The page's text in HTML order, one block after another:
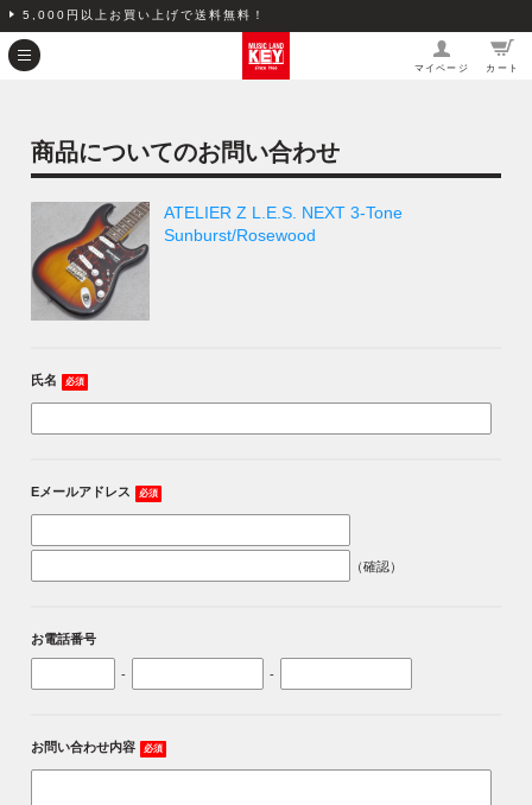
5,000円以上お買い上げで送料無料！
マイページ カート
商品についてのお問い合わせ
ATELIER Z L.E.S. NEXT 3-Tone
Sunburst/Rosewood
氏名 必須
Eメールアドレス 必須
（確認）
お電話番号
- -
お問い合わせ内容 必須